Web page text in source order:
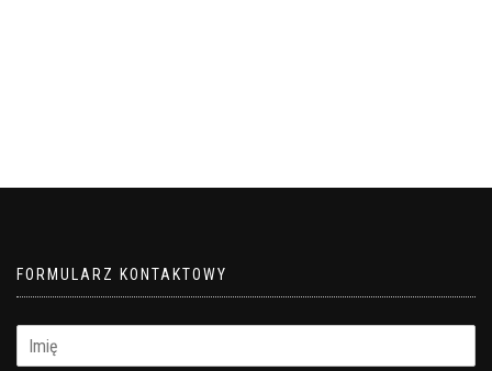
FORMULARZ KONTAKTOWY